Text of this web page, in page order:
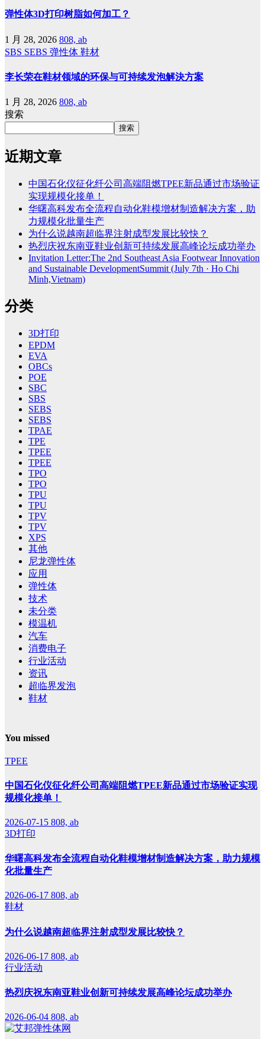
弹性体3D打印树脂如何加工？
1 月 28, 2026 808, ab
SBS SEBS 弹性体 鞋材
李长荣在鞋材领域的环保与可持续发泡解決方案
1 月 28, 2026 808, ab
搜索
搜索
近期文章
中国石化仪征化纤公司高端阻燃TPEE新品通过市场验证
实现规模化接单！
华曙高科发布全流程自动化鞋模增材制造解决方案，助
力规模化批量生产
为什么说越南超临界注射成型发展比较快？
热烈庆祝东南亚鞋业创新可持续发展高峰论坛成功举办
Invitation Letter:The 2nd Southeast Asia Footwear Innovation
and Sustainable DevelopmentSummit (July 7th · Ho Chi
Minh,Vietnam)
分类
3D打印
EPDM
EVA
OBCs
POE
SBC
SBS
SEBS
SEBS
TPAE
TPE
TPEE
TPEE
TPO
TPO
TPU
TPU
TPV
TPV
XPS
其他
尼龙弹性体
应用
弹性体
技术
未分类
模温机
汽车
消费电子
行业活动
资讯
超临界发泡
鞋材
You missed
TPEE
中国石化仪征化纤公司高端阻燃TPEE新品通过市场验证实现
规模化接单！
2026-07-15 808, ab
3D打印
华曙高科发布全流程自动化鞋模增材制造解决方案，助力规模
化批量生产
2026-06-17 808, ab
鞋材
为什么说越南超临界注射成型发展比较快？
2026-06-17 808, ab
行业活动
热烈庆祝东南亚鞋业创新可持续发展高峰论坛成功举办
2026-06-04 808, ab